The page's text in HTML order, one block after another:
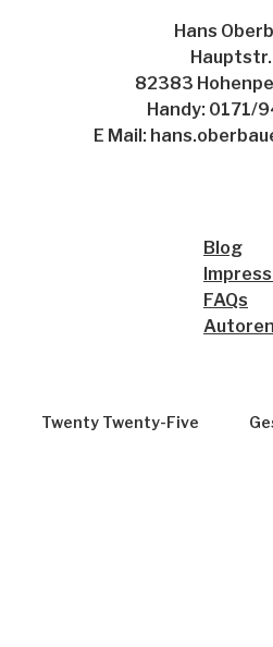
Hans
Hauptstr.
82383
Handy: 0171/
E Mail:
Blog
FAQs
Autoren
Twenty Twenty-Five